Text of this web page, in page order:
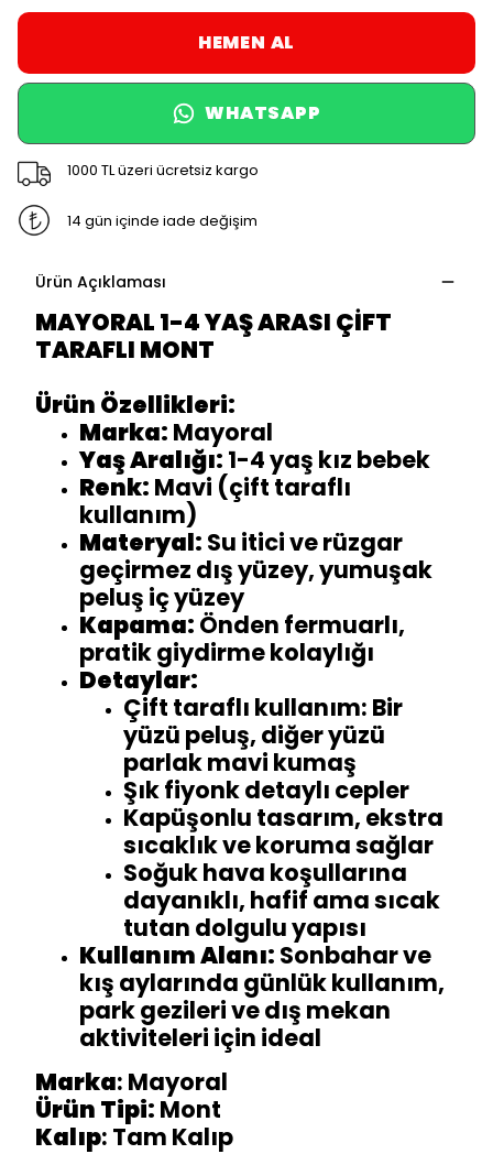
HEMEN AL
WHATSAPP
1000 TL üzeri ücretsiz kargo
14 gün içinde iade değişim
Ürün Açıklaması
MAYORAL 1-4 YAŞ ARASI ÇİFT
TARAFLI MONT
Ürün Özellikleri:
Marka: Mayoral
Yaş Aralığı: 1-4 yaş kız bebek
Renk: Mavi (çift taraflı
kullanım)
Materyal: Su itici ve rüzgar
geçirmez dış yüzey, yumuşak
peluş iç yüzey
Kapama: Önden fermuarlı,
pratik giydirme kolaylığı
Detaylar:
Çift taraflı kullanım: Bir
yüzü peluş, diğer yüzü
parlak mavi kumaş
Şık fiyonk detaylı cepler
Kapüşonlu tasarım, ekstra
sıcaklık ve koruma sağlar
Soğuk hava koşullarına
dayanıklı, hafif ama sıcak
tutan dolgulu yapısı
Kullanım Alanı: Sonbahar ve
kış aylarında günlük kullanım,
park gezileri ve dış mekan
aktiviteleri için ideal
Marka: Mayoral
Ürün Tipi: Mont
Kalıp: Tam Kalıp